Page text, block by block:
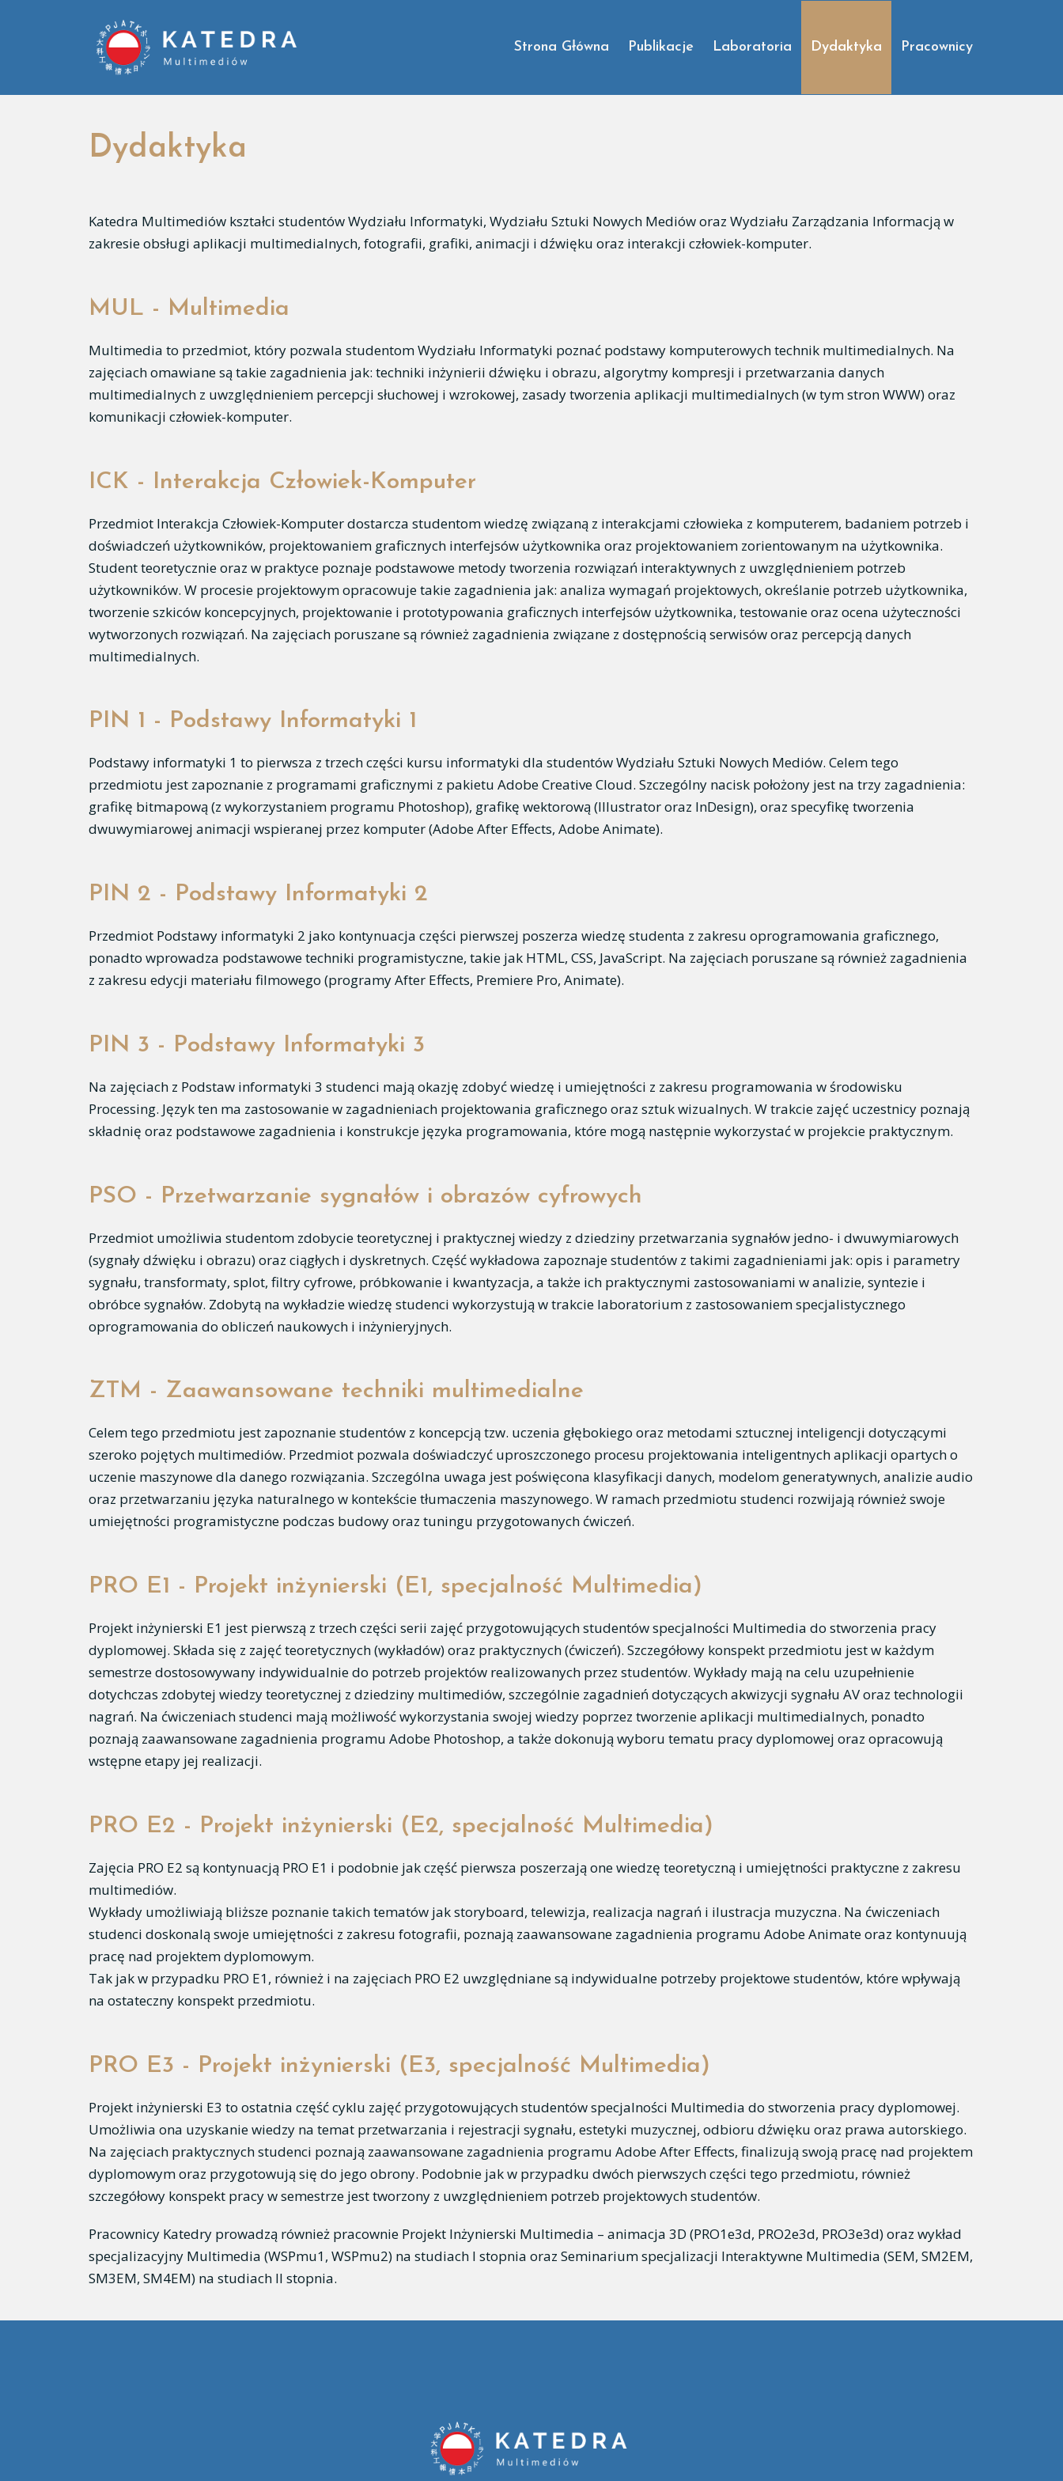
Strona Główna Publikacje Laboratoria Dydaktyka Pracownicy
Dydaktyka
Katedra Multimediów kształci studentów Wydziału Informatyki, Wydziału Sztuki Nowych Mediów oraz Wydziału Zarządzania Informacją w
zakresie obsługi aplikacji multimedialnych, fotografii, grafiki, animacji i dźwięku oraz interakcji człowiek-komputer.
MUL - Multimedia
Multimedia to przedmiot, który pozwala studentom Wydziału Informatyki poznać podstawy komputerowych technik multimedialnych. Na
zajęciach omawiane są takie zagadnienia jak: techniki inżynierii dźwięku i obrazu, algorytmy kompresji i przetwarzania danych
multimedialnych z uwzględnieniem percepcji słuchowej i wzrokowej, zasady tworzenia aplikacji multimedialnych (w tym stron WWW) oraz
komunikacji człowiek-komputer.
ICK - Interakcja Człowiek-Komputer
Przedmiot Interakcja Człowiek-Komputer dostarcza studentom wiedzę związaną z interakcjami człowieka z komputerem, badaniem potrzeb i
doświadczeń użytkowników, projektowaniem graficznych interfejsów użytkownika oraz projektowaniem zorientowanym na użytkownika.
Student teoretycznie oraz w praktyce poznaje podstawowe metody tworzenia rozwiązań interaktywnych z uwzględnieniem potrzeb
użytkowników. W procesie projektowym opracowuje takie zagadnienia jak: analiza wymagań projektowych, określanie potrzeb użytkownika,
tworzenie szkiców koncepcyjnych, projektowanie i prototypowania graficznych interfejsów użytkownika, testowanie oraz ocena użyteczności
wytworzonych rozwiązań. Na zajęciach poruszane są również zagadnienia związane z dostępnością serwisów oraz percepcją danych
multimedialnych.
PIN 1 - Podstawy Informatyki 1
Podstawy informatyki 1 to pierwsza z trzech części kursu informatyki dla studentów Wydziału Sztuki Nowych Mediów. Celem tego
przedmiotu jest zapoznanie z programami graficznymi z pakietu Adobe Creative Cloud. Szczególny nacisk położony jest na trzy zagadnienia:
grafikę bitmapową (z wykorzystaniem programu Photoshop), grafikę wektorową (Illustrator oraz InDesign), oraz specyfikę tworzenia
dwuwymiarowej animacji wspieranej przez komputer (Adobe After Effects, Adobe Animate).
PIN 2 - Podstawy Informatyki 2
Przedmiot Podstawy informatyki 2 jako kontynuacja części pierwszej poszerza wiedzę studenta z zakresu oprogramowania graficznego,
ponadto wprowadza podstawowe techniki programistyczne, takie jak HTML, CSS, JavaScript. Na zajęciach poruszane są również zagadnienia
z zakresu edycji materiału filmowego (programy After Effects, Premiere Pro, Animate).
PIN 3 - Podstawy Informatyki 3
Na zajęciach z Podstaw informatyki 3 studenci mają okazję zdobyć wiedzę i umiejętności z zakresu programowania w środowisku
Processing. Język ten ma zastosowanie w zagadnieniach projektowania graficznego oraz sztuk wizualnych. W trakcie zajęć uczestnicy poznają
składnię oraz podstawowe zagadnienia i konstrukcje języka programowania, które mogą następnie wykorzystać w projekcie praktycznym.
PSO - Przetwarzanie sygnałów i obrazów cyfrowych
Przedmiot umożliwia studentom zdobycie teoretycznej i praktycznej wiedzy z dziedziny przetwarzania sygnałów jedno- i dwuwymiarowych
(sygnały dźwięku i obrazu) oraz ciągłych i dyskretnych. Część wykładowa zapoznaje studentów z takimi zagadnieniami jak: opis i parametry
sygnału, transformaty, splot, filtry cyfrowe, próbkowanie i kwantyzacja, a także ich praktycznymi zastosowaniami w analizie, syntezie i
obróbce sygnałów. Zdobytą na wykładzie wiedzę studenci wykorzystują w trakcie laboratorium z zastosowaniem specjalistycznego
oprogramowania do obliczeń naukowych i inżynieryjnych.
ZTM - Zaawansowane techniki multimedialne
Celem tego przedmiotu jest zapoznanie studentów z koncepcją tzw. uczenia głębokiego oraz metodami sztucznej inteligencji dotyczącymi
szeroko pojętych multimediów. Przedmiot pozwala doświadczyć uproszczonego procesu projektowania inteligentnych aplikacji opartych o
uczenie maszynowe dla danego rozwiązania. Szczególna uwaga jest poświęcona klasyfikacji danych, modelom generatywnych, analizie audio
oraz przetwarzaniu języka naturalnego w kontekście tłumaczenia maszynowego. W ramach przedmiotu studenci rozwijają również swoje
umiejętności programistyczne podczas budowy oraz tuningu przygotowanych ćwiczeń.
PRO E1 - Projekt inżynierski (E1, specjalność Multimedia)
Projekt inżynierski E1 jest pierwszą z trzech części serii zajęć przygotowujących studentów specjalności Multimedia do stworzenia pracy
dyplomowej. Składa się z zajęć teoretycznych (wykładów) oraz praktycznych (ćwiczeń). Szczegółowy konspekt przedmiotu jest w każdym
semestrze dostosowywany indywidualnie do potrzeb projektów realizowanych przez studentów. Wykłady mają na celu uzupełnienie
dotychczas zdobytej wiedzy teoretycznej z dziedziny multimediów, szczególnie zagadnień dotyczących akwizycji sygnału AV oraz technologii
nagrań. Na ćwiczeniach studenci mają możliwość wykorzystania swojej wiedzy poprzez tworzenie aplikacji multimedialnych, ponadto
poznają zaawansowane zagadnienia programu Adobe Photoshop, a także dokonują wyboru tematu pracy dyplomowej oraz opracowują
wstępne etapy jej realizacji.
PRO E2 - Projekt inżynierski (E2, specjalność Multimedia)
Zajęcia PRO E2 są kontynuacją PRO E1 i podobnie jak część pierwsza poszerzają one wiedzę teoretyczną i umiejętności praktyczne z zakresu
multimediów.
Wykłady umożliwiają bliższe poznanie takich tematów jak storyboard, telewizja, realizacja nagrań i ilustracja muzyczna. Na ćwiczeniach
studenci doskonalą swoje umiejętności z zakresu fotografii, poznają zaawansowane zagadnienia programu Adobe Animate oraz kontynuują
pracę nad projektem dyplomowym.
Tak jak w przypadku PRO E1, również i na zajęciach PRO E2 uwzględniane są indywidualne potrzeby projektowe studentów, które wpływają
na ostateczny konspekt przedmiotu.
PRO E3 - Projekt inżynierski (E3, specjalność Multimedia)
Projekt inżynierski E3 to ostatnia część cyklu zajęć przygotowujących studentów specjalności Multimedia do stworzenia pracy dyplomowej.
Umożliwia ona uzyskanie wiedzy na temat przetwarzania i rejestracji sygnału, estetyki muzycznej, odbioru dźwięku oraz prawa autorskiego.
Na zajęciach praktycznych studenci poznają zaawansowane zagadnienia programu Adobe After Effects, finalizują swoją pracę nad projektem
dyplomowym oraz przygotowują się do jego obrony. Podobnie jak w przypadku dwóch pierwszych części tego przedmiotu, również
szczegółowy konspekt pracy w semestrze jest tworzony z uwzględnieniem potrzeb projektowych studentów.
Pracownicy Katedry prowadzą również pracownie Projekt Inżynierski Multimedia – animacja 3D (PRO1e3d, PRO2e3d, PRO3e3d) oraz wykład
specjalizacyjny Multimedia (WSPmu1, WSPmu2) na studiach I stopnia oraz Seminarium specjalizacji Interaktywne Multimedia (SEM, SM2EM,
SM3EM, SM4EM) na studiach II stopnia.